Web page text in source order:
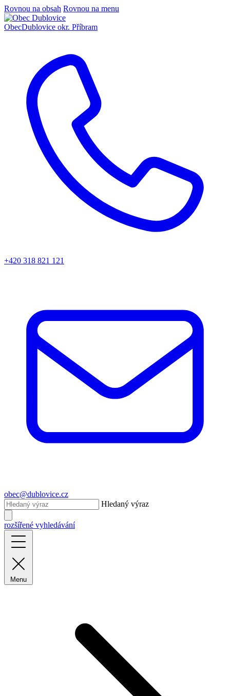
Rovnou na obsah Rovnou na menu
ObecDublovice okr. Příbram
+420 318 821 121
obec@dublovice.cz
Hledaný výraz
rozšířené vyhledávání
Menu